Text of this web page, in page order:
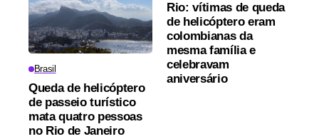
Brasil
Queda de helicóptero
de passeio turístico
mata quatro pessoas
no Rio de Janeiro
Rio: vítimas de queda
de helicóptero eram
colombianas da
mesma família e
celebravam
aniversário